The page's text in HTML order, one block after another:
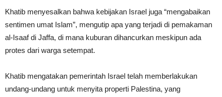
Khatib menyesalkan bahwa kebijakan Israel juga “mengabaikan
sentimen umat Islam”, mengutip apa yang terjadi di pemakaman
al-Isaaf di Jaffa, di mana kuburan dihancurkan meskipun ada
protes dari warga setempat.
Khatib mengatakan pemerintah Israel telah memberlakukan
undang-undang untuk menyita properti Palestina, yang